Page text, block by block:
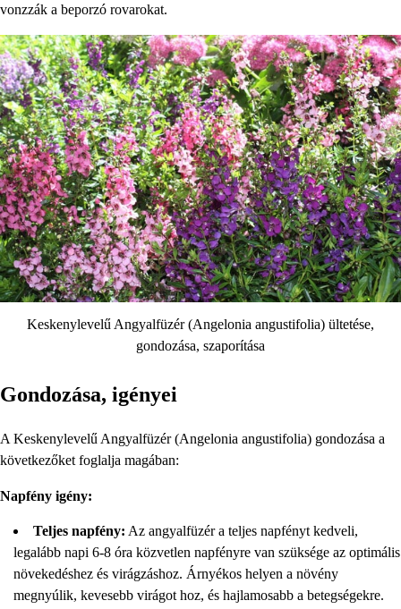
vonzzák a beporzó rovarokat.
Keskenylevelű Angyalfüzér (Angelonia angustifolia) ültetése,
gondozása, szaporítása
Gondozása, igényei
A Keskenylevelű Angyalfüzér (Angelonia angustifolia) gondozása a
következőket foglalja magában:
Napfény igény:
Teljes napfény: Az angyalfüzér a teljes napfényt kedveli,
legalább napi 6-8 óra közvetlen napfényre van szüksége az optimális
növekedéshez és virágzáshoz. Árnyékos helyen a növény
megnyúlik, kevesebb virágot hoz, és hajlamosabb a betegségekre.